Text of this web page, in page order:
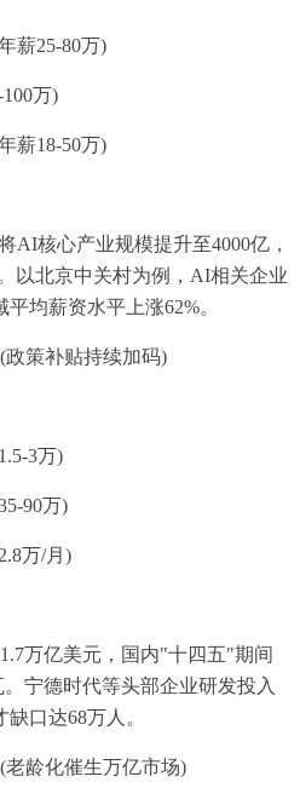
薪25-80万)
万)
薪18-50万)
AI核心产业规模提升至4000亿，
以北京中关村为例，AI相关企业
均薪资水平上涨62%。
政策补贴持续加码)
3万)
90万)
万/月)
万亿美元，国内"十四五"期间
宁德时代等头部企业研发投入
口达68万人。
龄化催生万亿市场)